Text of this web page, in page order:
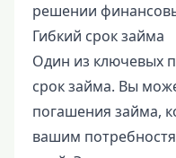
решении
Гибкий срок займа
Один из ключевых
срок займа. Вы
погашения займа,
вашим